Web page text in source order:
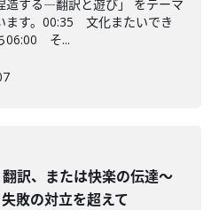
造する―翻訳と遊び」 をテーマ
ます。00:35 文化またいでき
06:00 そ...
訳、または快楽の伝達〜
敗の対立を超えて